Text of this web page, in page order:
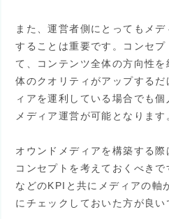
また、運営者側にとってもメ
することは重要です。コンセ
て、コンテンツ全体の方向性
体のクオリティがアップする
ィアを運利している場合でも
メディア運営が可能となります
オウンドメディアを構築する
コンセプトを考えておくべき
などのKPIと共にメディアの軸
にチェックしておいた方が良い